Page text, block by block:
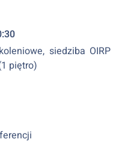
siedziba OIRP
piętro)